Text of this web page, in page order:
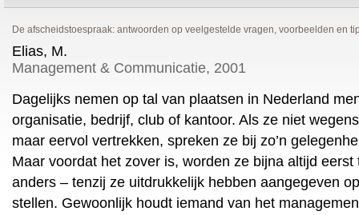
De afscheidstoespraak: antwoorden op veelgestelde vragen, voorbeelden en
Elias, M.
Management & Communicatie, 2001
Dagelijks nemen op tal van plaatsen in Nederland
organisatie, bedrijf, club of kantoor. Als ze niet
maar eervol vertrekken, spreken ze bij zo’n
Maar voordat het zover is, worden ze bijna altijd
anders – tenzij ze uitdrukkelijk hebben aangegeven
stellen. Gewoonlijk houdt iemand van het